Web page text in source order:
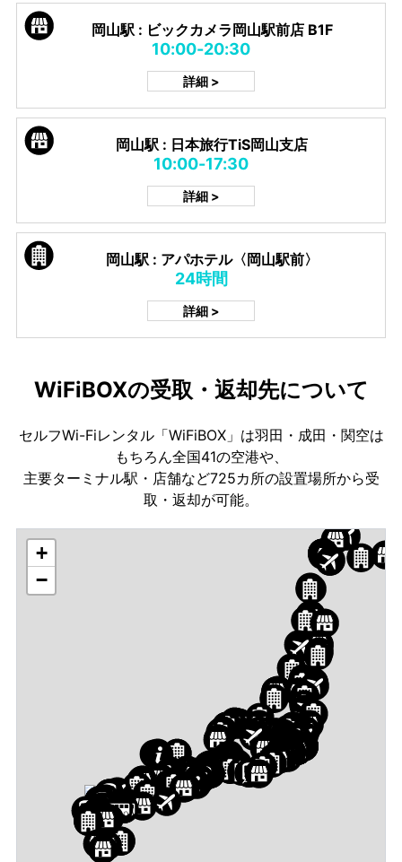
岡山駅 : ビックカメラ岡山駅前店 B1F
10:00-20:30
詳細 >
岡山駅 : 日本旅行TiS岡山支店
10:00-17:30
詳細 >
岡山駅 : アパホテル〈岡山駅前〉
24時間
詳細 >
WiFiBOXの受取・返却先について
セルフWi-Fiレンタル「WiFiBOX」は羽田・成田・関空は
もちろん全国41の空港や、
主要ターミナル駅・店舗など725カ所の設置場所から受
取・返却が可能。
+
−